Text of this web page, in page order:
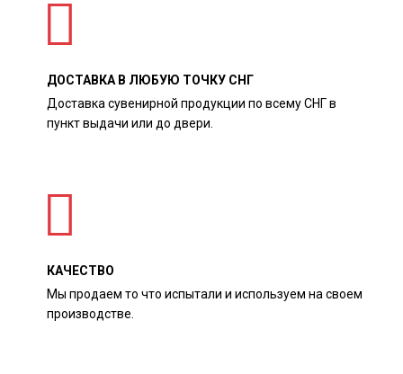
ДОСТАВКА В ЛЮБУЮ ТОЧКУ СНГ
Доставка сувенирной продукции по всему СНГ в
пункт выдачи или до двери.
КАЧЕСТВО
Мы продаем то что испытали и используем на своем
производстве.